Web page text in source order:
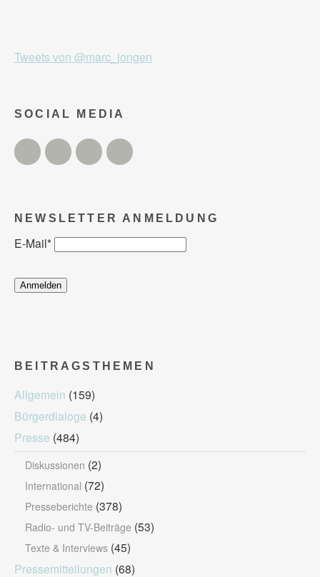
Tweets von @marc_jongen
SOCIAL MEDIA
Twitter FacebookInstagram
NEWSLETTER ANMELDUNG
E-Mail*
BEITRAGSTHEMEN
Allgemein (159)
Bürgerdialoge (4)
Presse (484)
Diskussionen (2)
International (72)
Presseberichte (378)
Radio- und TV-Beiträge (53)
Texte & Interviews (45)
Pressemitteilungen (68)